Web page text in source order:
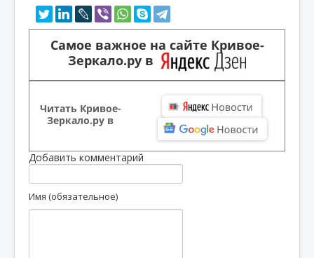
Самое важное на сайте Кривое-
Зеркало.ру в
Читать Кривое-
Зеркало.ру в
Добавить комментарий
Имя (обязательное)